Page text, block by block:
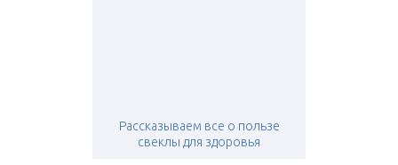
Рассказываем все о пользе
свеклы для здоровья